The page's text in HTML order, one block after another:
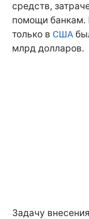
средств,
помощи банкам.
только в США
млрд долларов.
Задачу